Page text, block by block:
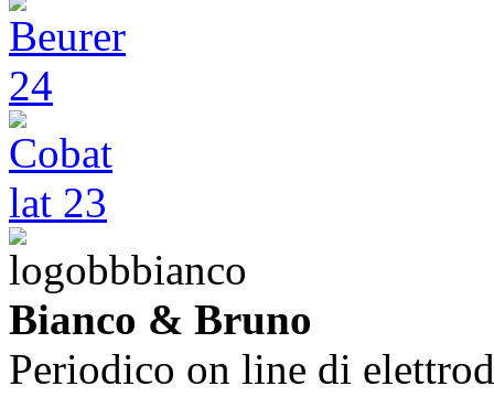
Bianco & Bruno
Periodico on line di